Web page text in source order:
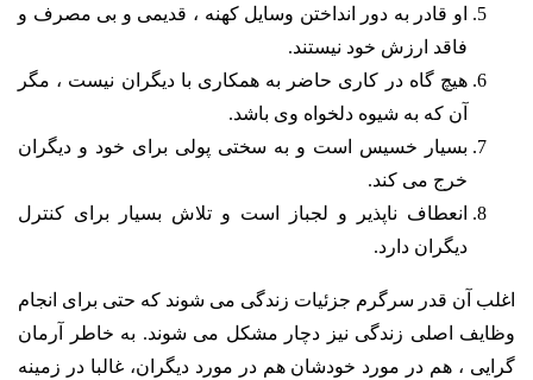
او قادر به دور انداختن وسایل کهنه ، قدیمی و بی مصرف و
فاقد ارزش خود نیستند.
هیچ گاه در کاری حاضر به همکاری با دیگران نیست ، مگر
آن که به شیوه دلخواه وی باشد.
بسیار خسیس است و به سختی پولی برای خود و دیگران
خرج می کند.
انعطاف ناپذیر و لجباز است و تلاش بسیار برای کنترل
دیگران دارد.
اغلب آن قدر سرگرم جزئیات زندگی می شوند که حتی برای انجام
وظایف اصلی زندگی نیز دچار مشکل می شوند. به خاطر آرمان
گرایی ، هم در مورد خودشان هم در مورد دیگران، غالبا در زمینه